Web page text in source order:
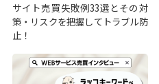
サイト売買失敗例33選とその対
策・リスクを把握してトラブル防
止！